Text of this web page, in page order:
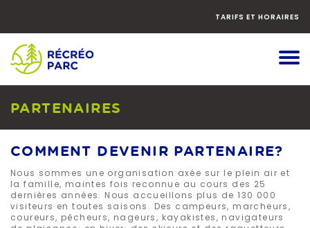
vers
bas
TARIFS ET HORAIRES
PARTENAIRES
COMMENT DEVENIR PARTENAIRE?
Nous sommes une organisation axée sur le plein air et
la famille, maintes fois reconnue au cours des 25
dernières années. Nous accueillons plus de 130 000
visiteurs en toutes saisons. Des campeurs, marcheurs,
coureurs, pêcheurs, nageurs, kayakistes, navigateurs